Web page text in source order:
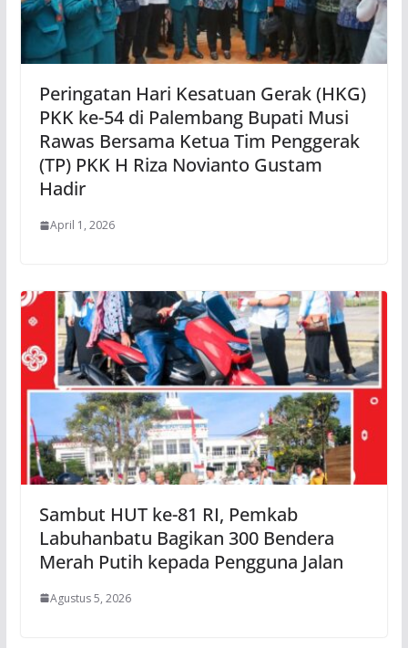
Peringatan Hari Kesatuan Gerak (HKG)
PKK ke-54 di Palembang Bupati Musi
Rawas Bersama Ketua Tim Penggerak
(TP) PKK H Riza Novianto Gustam
Hadir
April 1, 2026
Sambut HUT ke-81 RI, Pemkab
Labuhanbatu Bagikan 300 Bendera
Merah Putih kepada Pengguna Jalan
Agustus 5, 2026